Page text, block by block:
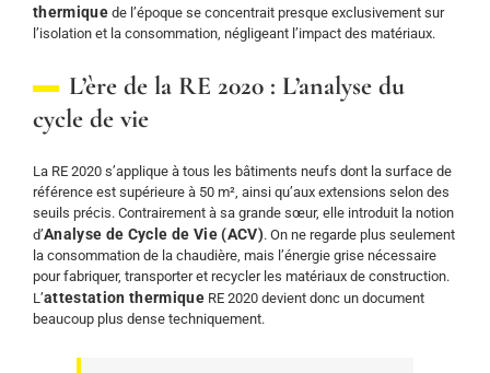
thermique de l’époque se concentrait presque exclusivement sur
l’isolation et la consommation, négligeant l’impact des matériaux.
L’ère de la RE 2020 : L’analyse du
cycle de vie
La RE 2020 s’applique à tous les bâtiments neufs dont la surface de
référence est supérieure à 50 m², ainsi qu’aux extensions selon des
seuils précis. Contrairement à sa grande sœur, elle introduit la notion
d’Analyse de Cycle de Vie (ACV). On ne regarde plus seulement
la consommation de la chaudière, mais l’énergie grise nécessaire
pour fabriquer, transporter et recycler les matériaux de construction.
L’attestation thermique RE 2020 devient donc un document
beaucoup plus dense techniquement.